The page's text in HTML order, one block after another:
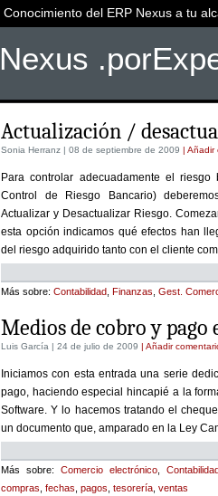
Conocimiento del ERP Nexus a tu
Nexus
Actualización /
Sonia Herranz | 08 de septiembre de 2009 | Añadir
Para controlar adecuadamente el
Control de Riesgo Bancario)
Actualizar y Desactualizar Riesgo.
esta opción indicamos qué efectos han
del riesgo adquirido tanto con el cliente
Más sobre: Contabilidad Finanzas Gest.
Medios de cobro y pago
Luis García | 24 de julio de 2009 | Añadir
Iniciamos con esta entrada una serie
pago, haciendo especial hincapié a la
Software. Y lo hacemos tratando el
un documento que, amparado en la Ley
Más sobre:Comercio electrónico ,
compras fechas pagos tesorería ventas